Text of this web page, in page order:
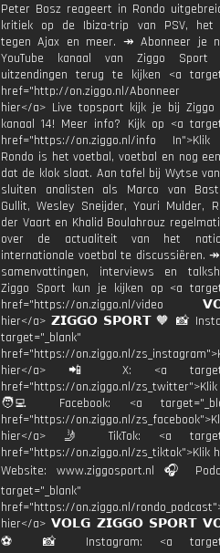
Peter Bosz reageert in Rondo
kritiek op de Ibiza-trip van PSV, het
tegen Ajax en meer. ↠ Abonneer je
YouTube kanaal van Ziggo
uitzendingen terug te kijken <a
href="http://on.ziggo.nl/
hier</a> Live topsport kijk je bij
kanaal 14! Meer info? Kijk op <a
href="https://on.ziggo.nl/info
Rondo is het voetbal, voetbal en nog
dat de klok slaat. Aan tafel bij Wytse
sluiten analisten als Marco van
Gullit, Wesley Sneijder, Youri Mulder,
der Vaart en Khalid Boulahrouz
over de actualiteit van het
internationale voetbal te discussiëren.
samenvattingen, interviews en
Ziggo Sport kun je kijken op <a
href="https://on.ziggo.nl/video
hier</a> 𝗭𝗜𝗚𝗚𝗢 𝗦𝗣𝗢𝗥𝗧 🧡 📸
target="_blank"
href="https://on.ziggo.nl/
hier</a> 📲 X: <a
href="https://on.ziggo.nl/
🧑‍💻 Facebook: <a
href="https://on.ziggo.nl/
hier</a> 🤳 TikTok: <a
href="https://on.ziggo.nl/zs_tiktok">Klik
Website: www.ziggosport.nl 🎧
target="_blank"
href="https://on.ziggo.nl/
hier</a> 𝗩𝗢𝗟𝗚 𝗭𝗜𝗚𝗚𝗢 𝗦𝗣𝗢𝗥𝗧
⚽️ 📸 Instagram: <a